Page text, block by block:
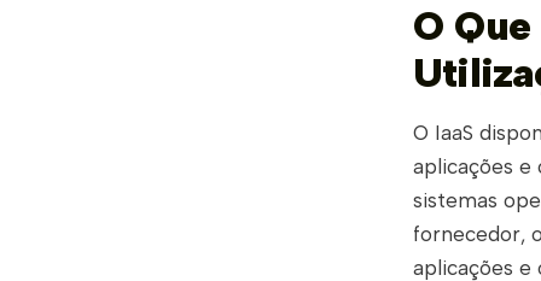
O
O IaaS
aplicações e
sistemas
fornecedor,
aplicações e